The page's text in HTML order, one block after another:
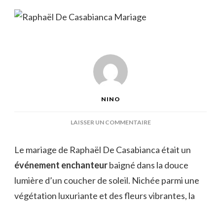
NINO
LAISSER UN COMMENTAIRESUR
CASABIANCA
MARIAGE
Le mariage de Raphaël De Casabianca était un
événement enchanteurbaigné dans la douce
lumière d’un coucher de soleil. Nichée parmi une
végétation luxuriante et des fleurs vibrantes, la